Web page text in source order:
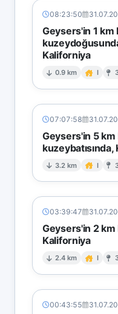
08:23:50
Geysers'in 1 km
Kaliforniya
0.9 km I
07:07:58
Geysers'in 5 km
3.2 km I
03:39:47
Geysers'in 2
Kaliforniya
2.4 km I
00:43:55